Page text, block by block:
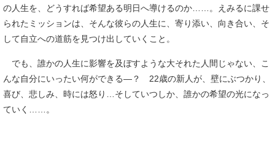
の人生を、どうすれば希望ある明日へ導けるのか……。えみるに課せ
られたミッションは、そんな彼らの人生に、寄り添い、向き合い、そ
して自立への道筋を見つけ出していくこと。
でも、誰かの人生に影響を及ぼすような大それた人間じゃない、こ
んな自分にいったい何ができる―？ 22歳の新人が、壁にぶつかり、
喜び、悲しみ、時には怒り…そしていつしか、誰かの希望の光になっ
ていく……。